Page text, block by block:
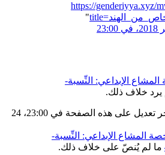
https://genderiyya.xyz/
"
الإبداعي: النِّسبة-
يرد خلاف ذلك.
آخر تعديل على هذه الصفحة في 23:00، 24
المشاع الإبداعي: النِّسبة-
ما لم يُنصّ على خلاف ذلك.